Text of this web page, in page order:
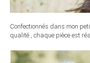
Confectionnés dans mon
qualité , chaque pièce est